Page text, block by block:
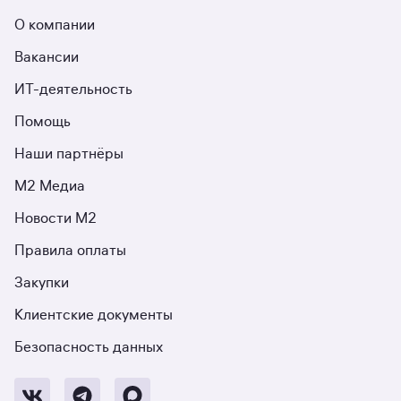
О компании
Вакансии
ИТ-деятельность
Помощь
Наши партнёры
М2 Медиа
Новости М2
Правила оплаты
Закупки
Клиентские документы
Безопасность данных